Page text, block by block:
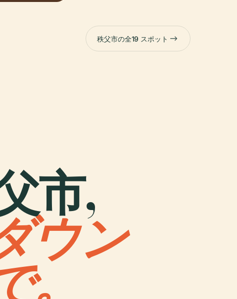
秩父市の全19 スポット
市,
ウン